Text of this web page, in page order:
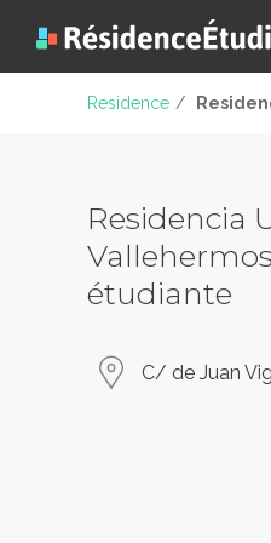
Residence /
Residencia
étudiante
C/ de Juan